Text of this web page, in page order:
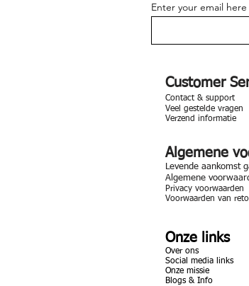
Enter your email here
Customer
Contact & support
Veel gestelde vragen
Verzend informatie
Algemene
Levende aankomst
Algemene
Privacy voorwaarden
Voorwaarden van
Onze links
Over ons
Social media links
Onze missie
Blogs & Info